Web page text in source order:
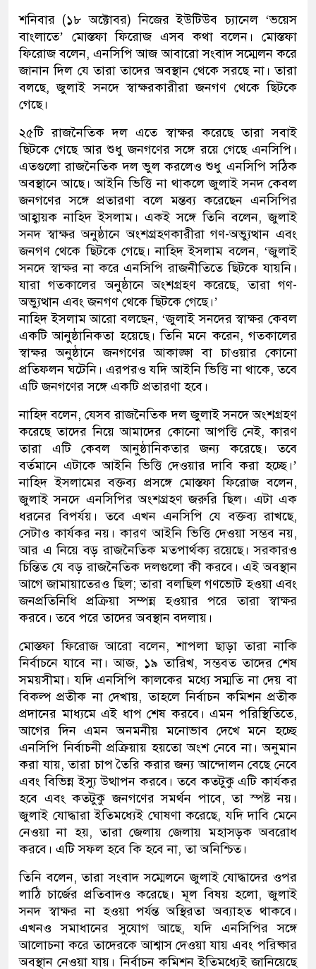
শনিবার (১৮ অক্টোবর) নিজের ইউটিউব চ্যানেল ‘ভয়েস
বাংলাতে’ মোস্তফা ফিরোজ এসব কথা বলেন। মোস্তফা
ফিরোজ বলেন, এনসিপি আজ আবারো সংবাদ সম্মেলন করে
জানান দিল যে তারা তাদের অবস্থান থেকে সরছে না। তারা
বলছে, জুলাই সনদে স্বাক্ষরকারীরা জনগণ থেকে ছিটকে
গেছে।
২৫টি রাজনৈতিক দল এতে স্বাক্ষর করেছে তারা সবাই
ছিটকে গেছে আর শুধু জনগণের সঙ্গে রয়ে গেছে এনসিপি।
এতগুলো রাজনৈতিক দল ভুল করলেও শুধু এনসিপি সঠিক
অবস্থানে আছে। আইনি ভিত্তি না থাকলে জুলাই সনদ কেবল
জনগণের সঙ্গে প্রতারণা বলে মন্তব্য করেছেন এনসিপির
আহ্বায়ক নাহিদ ইসলাম। একই সঙ্গে তিনি বলেন, জুলাই
সনদ স্বাক্ষর অনুষ্ঠানে অংশগ্রহণকারীরা গণ-অভ্যুত্থান এবং
জনগণ থেকে ছিটকে গেছে। নাহিদ ইসলাম বলেন, ‘জুলাই
সনদে স্বাক্ষর না করে এনসিপি রাজনীতিতে ছিটকে যায়নি।
যারা গতকালের অনুষ্ঠানে অংশগ্রহণ করেছে, তারা গণ-
অভ্যুত্থান এবং জনগণ থেকে ছিটকে গেছে।’
নাহিদ ইসলাম আরো বলছেন, ‘জুলাই সনদের স্বাক্ষর কেবল
একটি আনুষ্ঠানিকতা হয়েছে। তিনি মনে করেন, গতকালের
স্বাক্ষর অনুষ্ঠানে জনগণের আকাঙ্ক্ষা বা চাওয়ার কোনো
প্রতিফলন ঘটেনি। এরপরও যদি আইনি ভিত্তি না থাকে, তবে
এটি জনগণের সঙ্গে একটি প্রতারণা হবে।
নাহিদ বলেন, যেসব রাজনৈতিক দল জুলাই সনদে অংশগ্রহণ
করেছে তাদের নিয়ে আমাদের কোনো আপত্তি নেই, কারণ
তারা এটি কেবল আনুষ্ঠানিকতার জন্য করেছে। তবে
বর্তমানে এটাকে আইনি ভিত্তি দেওয়ার দাবি করা হচ্ছে।’
নাহিদ ইসলামের বক্তব্য প্রসঙ্গে মোস্তফা ফিরোজ বলেন,
জুলাই সনদে এনসিপির অংশগ্রহণ জরুরি ছিল। এটা এক
ধরনের বিপর্যয়। তবে এখন এনসিপি যে বক্তব্য রাখছে,
সেটাও কার্যকর নয়। কারণ আইনি ভিত্তি দেওয়া সম্ভব নয়,
আর এ নিয়ে বড় রাজনৈতিক মতপার্থক্য রয়েছে। সরকারও
চিন্তিত যে বড় রাজনৈতিক দলগুলো কী করবে। এই অবস্থান
আগে জামায়াতেরও ছিল; তারা বলছিল গণভোট হওয়া এবং
জনপ্রতিনিধি প্রক্রিয়া সম্পন্ন হওয়ার পরে তারা স্বাক্ষর
করবে। তবে পরে তাদের অবস্থান বদলায়।
মোস্তফা ফিরোজ আরো বলেন, শাপলা ছাড়া তারা নাকি
নির্বাচনে যাবে না। আজ, ১৯ তারিখ, সম্ভবত তাদের শেষ
সময়সীমা। যদি এনসিপি কালকের মধ্যে সম্মতি না দেয় বা
বিকল্প প্রতীক না দেখায়, তাহলে নির্বাচন কমিশন প্রতীক
প্রদানের মাধ্যমে এই ধাপ শেষ করবে। এমন পরিস্থিতিতে,
আগের দিন এমন অনমনীয় মনোভাব দেখে মনে হচ্ছে
এনসিপি নির্বাচনী প্রক্রিয়ায় হয়তো অংশ নেবে না। অনুমান
করা যায়, তারা চাপ তৈরি করার জন্য আন্দোলন বেছে নেবে
এবং বিভিন্ন ইস্যু উত্থাপন করবে। তবে কতটুকু এটি কার্যকর
হবে এবং কতটুকু জনগণের সমর্থন পাবে, তা স্পষ্ট নয়।
জুলাই যোদ্ধারা ইতিমধ্যেই ঘোষণা করেছে, যদি দাবি মেনে
নেওয়া না হয়, তারা জেলায় জেলায় মহাসড়ক অবরোধ
করবে। এটি সফল হবে কি হবে না, তা অনিশ্চিত।
তিনি বলেন, তারা সংবাদ সম্মেলনে জুলাই যোদ্ধাদের ওপর
লাঠি চার্জের প্রতিবাদও করেছে। মূল বিষয় হলো, জুলাই
সনদ স্বাক্ষর না হওয়া পর্যন্ত অস্থিরতা অব্যাহত থাকবে।
এখনও সমাধানের সুযোগ আছে, যদি এনসিপির সঙ্গে
আলোচনা করে তাদেরকে আশ্বাস দেওয়া যায় এবং পরিষ্কার
অবস্থান নেওয়া যায়। নির্বাচন কমিশন ইতিমধ্যেই জানিয়েছে